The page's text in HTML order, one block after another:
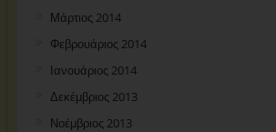
Μάρτιος 2014
Φεβρουάριος 2014
Ιανουάριος 2014
Δεκέμβριος 2013
Νοέμβριος 2013